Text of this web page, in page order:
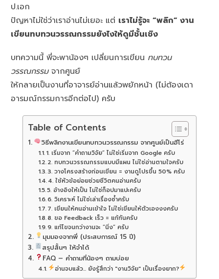
ป.เอก
ปัญหาไม่ใช่ว่าเราอ่านไม่เยอะ แต่ เราไม่รู้จะ “พลิก” งาน
เขียนทบทวนวรรณกรรมยังไงให้ดูมีชั้นเชิง
บทความนี้ พี่จะพาน้องๆ เปลี่ยนการเขียน ทบทวน
วรรณกรรมจากศูนย์
ให้กลายเป็นงานที่อาจารย์อ่านแล้วพยักหน้า (ไม่ต้องเดา
อารมณ์กรรมการอีกต่อไป) ครับ
Table of Contents
วิธีพลิกงานเขียนทบทวนวรรณกรรม จากศูนย์เป็นฮีโร่
1. เริ่มจาก “คำถามวิจัย” ไม่ใช่เริ่มจาก Google ครับ
2. ทบทวนวรรณกรรมแบบมีแผน ไม่ใช่อ่านตามใจครับ
3. วางโครงสร้างก่อนเขียน = งานดูโปรขึ้น 50% ครับ
4. ใช้หัวข้อย่อยช่วยชีวิตคนอ่านครับ
5. อ้างอิงให้เป็น ไม่ใช่ก็อปมาแปะครับ
6. วิเคราะห์ ไม่ใช่เล่าเรื่องซ้ำครับ
7. เขียนให้คนอ่านเข้าใจ ไม่ใช่เขียนให้ตัวเองงงครับ
8. ขอ Feedback เร็ว = แก้ทันครับ
9. แก้ไขจนกว่างานจะ “นิ่ง” ครับ
มุมมองจากพี่ (ประสบการณ์ 15 ปี)
สรุปสั้นๆ ให้จำได้
FAQ – คำถามที่น้องๆ ถามบ่อย
อ่านจบแล้ว... ยังรู้สึกว่า "งานวิจัย" เป็นเรื่องยาก?